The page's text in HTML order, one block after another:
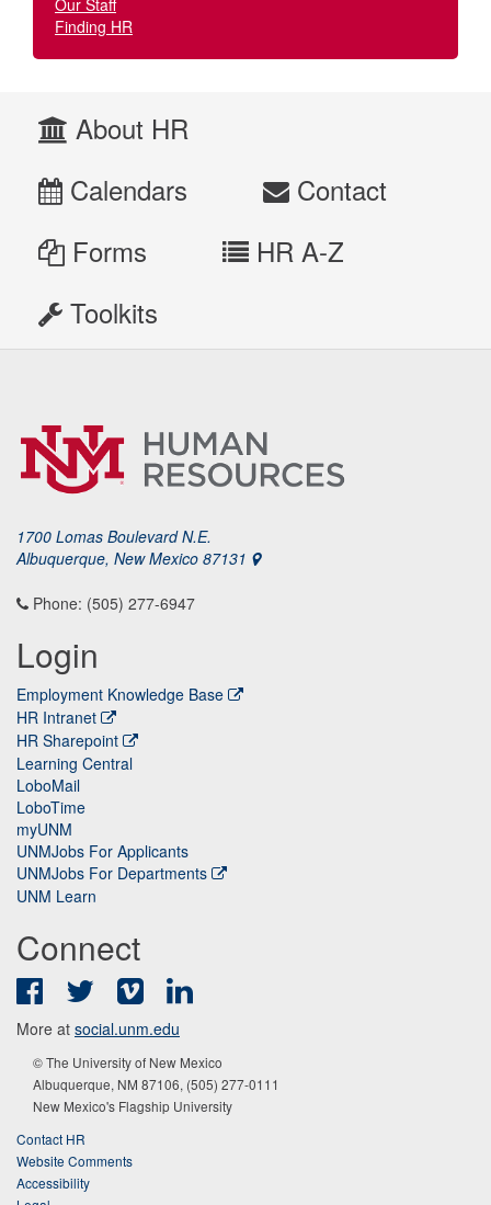
Our Staff
Finding HR
About HR
Calendars
Contact
Forms
HR A-Z
Toolkits
1700 Lomas Boulevard N.E.
Albuquerque, New Mexico 87131
Phone: (505) 277-6947
Login
Employment Knowledge Base
HR Intranet
HR Sharepoint
Learning Central
LoboMail
LoboTime
myUNM
UNMJobs For Applicants
UNMJobs For Departments
UNM Learn
Connect
FacebookTwitter Vimeo
More at social.unm.edu
© The University of New Mexico
Albuquerque, NM 87106, (505) 277-0111
New Mexico's Flagship University
Contact HR
Website Comments
Accessibility